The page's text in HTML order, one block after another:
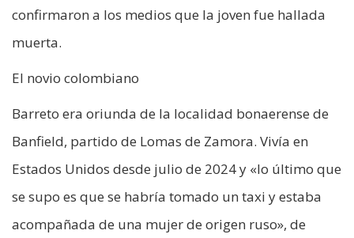
confirmaron a los medios que la joven fue hallada
muerta.
El novio colombiano
Barreto era oriunda de la localidad bonaerense de
Banfield, partido de Lomas de Zamora. Vivía en
Estados Unidos desde julio de 2024 y «lo último que
se supo es que se habría tomado un taxi y estaba
acompañada de una mujer de origen ruso», de